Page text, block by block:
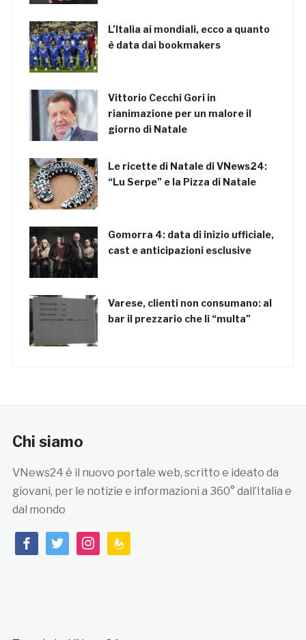
L’Italia ai mondiali, ecco a quanto
è data dai bookmakers
Vittorio Cecchi Gori in
rianimazione per un malore il
giorno di Natale
Le ricette di Natale di VNews24:
“Lu Serpe” e la Pizza di Natale
Gomorra 4: data di inizio ufficiale,
cast e anticipazioni esclusive
Varese, clienti non consumano: al
bar il prezzario che li “multa”
Chi siamo
VNews24 è il nuovo portale web, scritto e ideato da
giovani, per le notizie e informazioni a 360° dall’Italia e
dal mondo
facebooktwitterinstagramfeedburner